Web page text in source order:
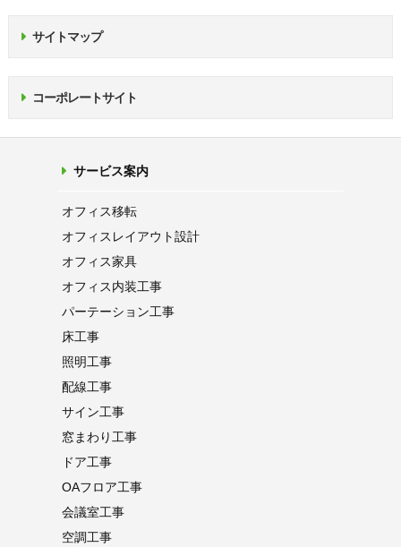
サイトマップ
コーポレートサイト
サービス案内
オフィス移転
オフィス レイアウト設計
オフィス家具
オフィス内装工事
パーテーション工事
床工事
照明工事
配線工事
サイン工事
窓まわり工事
ドア工事
OAフロア工事
会議室工事
空調工事